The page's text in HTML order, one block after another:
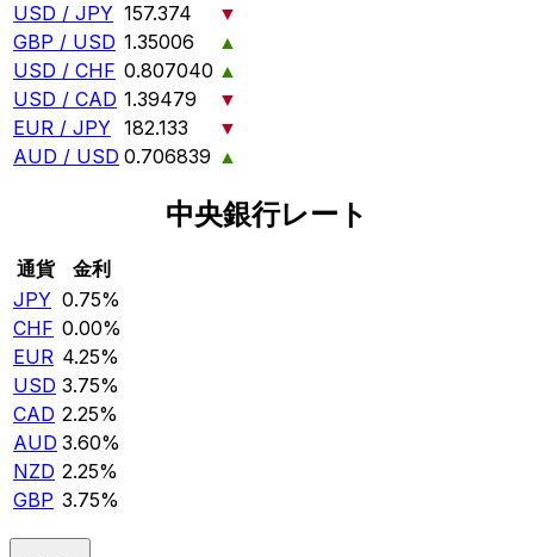
USD / JPY 157.374
▼
GBP / USD 1.35006
▲
USD / CHF 0.807040 ▲
USD / CAD 1.39479
▼
EUR / JPY 182.133
▼
AUD / USD 0.706839 ▲
中央銀行レート
通貨
金利
JPY 0.75%
CHF 0.00%
EUR 4.25%
USD 3.75%
CAD 2.25%
AUD 3.60%
NZD 2.25%
GBP 3.75%